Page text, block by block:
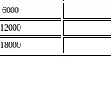
6000
12000
18000